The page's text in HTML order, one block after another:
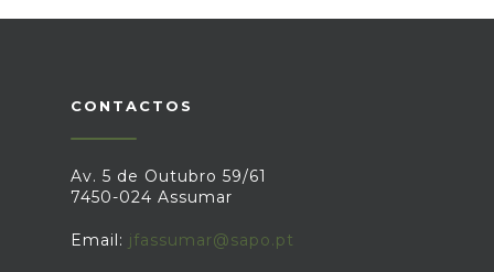
CONTACTOS
Av. 5 de Outubro 59/61
7450-024 Assumar
Email: jfassumar@sapo.pt